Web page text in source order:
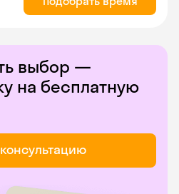
выбор —
на бесплатную